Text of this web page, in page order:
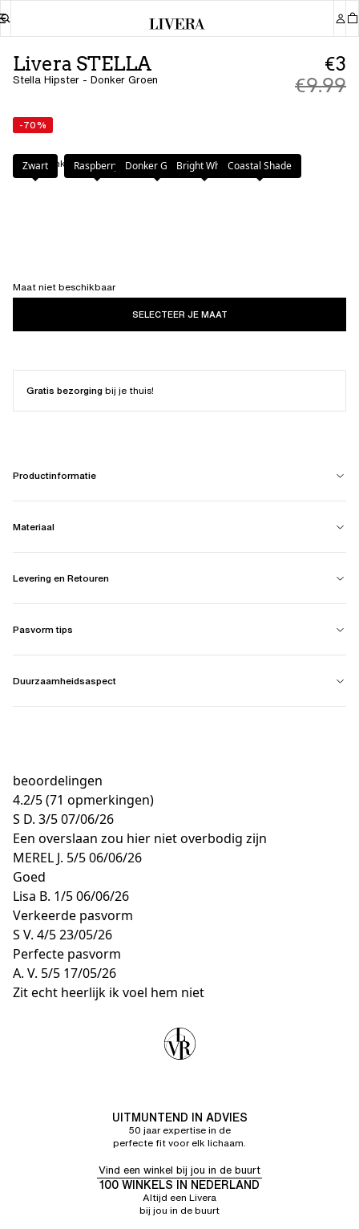
Livera STELLA
Stella Hipster - Donker Groen
€3
€9.99
-70%
Kleur: Donker Groen
Zwart Raspberry Donker GroenBright WhiteCoastal Shade
Maat niet beschikbaar
SELECTEER JE MAAT
Gratis bezorgingbij je thuis!
Productinformatie
Materiaal
Levering en Retouren
Pasvorm tips
Duurzaamheidsaspect
beoordelingen
4.2/5(71 opmerkingen)
S D. 3/507/06/26
Een overslaan zou hier niet overbodig zijn
MEREL J. 5/506/06/26
Goed
Lisa B. 1/506/06/26
Verkeerde pasvorm
S V. 4/523/05/26
Perfecte pasvorm
A. V. 5/5 17/05/26
Zit echt heerlijk ik voel hem niet
UITMUNTEND IN ADVIES
50 jaar expertise in de
perfecte fit voor elk lichaam.
Vind een winkel bij jou in de buurt
100 WINKELS IN NEDERLAND
Altijd een Livera
bij jou in de buurt